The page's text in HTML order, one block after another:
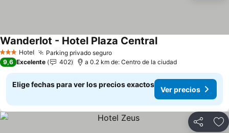
3 Estrellas
Hotel Parking privado seguroVer precios
Wanderlot - Hotel Plaza CentralVer precios
9,6 Excelente 402 a 0.2 km de: Centro de la ciudad
Elige fechas para ver los precios exactos
Ver precios
Compartir